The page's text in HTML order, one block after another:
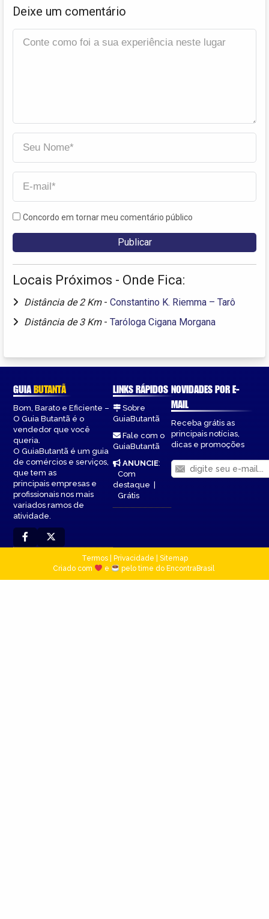
Deixe um comentário
Concordo em tornar meu comentário público
Locais Próximos - Onde Fica:
Distância de 2 Km - Constantino K. Riemma – Tarô
Distância de 3 Km - Taróloga Cigana Morgana
GUIABUTANTÃ
Bom, Barato e Eficiente –
O Guia Butantã é o
vendedor que você
queria.
O GuiaButantã é um guia
de comércios e serviços,
que tem as
principais empresas e
profissionais nos mais
variados ramos de
atividade.
LINKS RÁPIDOS
Sobre
GuiaButantã
Fale com o
GuiaButantã
ANUNCIE:
Com
destaque|
Grátis
NOVIDADES POR E-
MAIL
Receba grátis as
principais notícias,
dicas e promoções
Termos| Privacidade
Sitemap
Criado com
e pelo time do EncontraBrasil